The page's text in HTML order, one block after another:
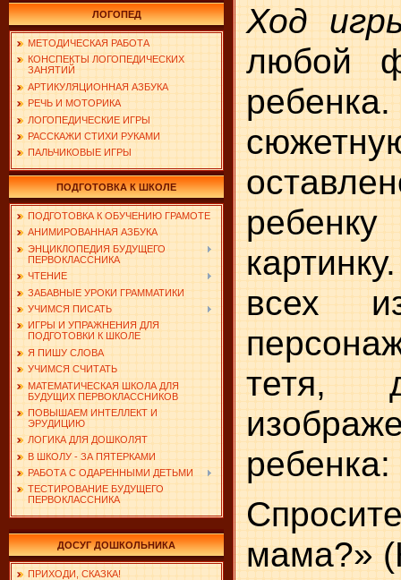
ЛОГОПЕД
МЕТОДИЧЕСКАЯ РАБОТА
КОНСПЕКТЫ ЛОГОПЕДИЧЕСКИХ
ЗАНЯТИЙ
АРТИКУЛЯЦИОННАЯ АЗБУКА
РЕЧЬ И МОТОРИКА
ЛОГОПЕДИЧЕСКИЕ ИГРЫ
РАССКАЖИ СТИХИ РУКАМИ
ПАЛЬЧИКОВЫЕ ИГРЫ
ПОДГОТОВКА К ШКОЛЕ
ПОДГОТОВКА К ОБУЧЕНИЮ ГРАМОТЕ
АНИМИРОВАННАЯ АЗБУКА
ЭНЦИКЛОПЕДИЯ БУДУЩЕГО
ПЕРВОКЛАССНИКА
ЧТЕНИЕ
ЗАБАВНЫЕ УРОКИ ГРАММАТИКИ
УЧИМСЯ ПИСАТЬ
ИГРЫ И УПРАЖНЕНИЯ ДЛЯ
ПОДГОТОВКИ К ШКОЛЕ
Я ПИШУ СЛОВА
УЧИМСЯ СЧИТАТЬ
МАТЕМАТИЧЕСКАЯ ШКОЛА ДЛЯ
БУДУЩИХ ПЕРВОКЛАССНИКОВ
ПОВЫШАЕМ ИНТЕЛЛЕКТ И
ЭРУДИЦИЮ
ЛОГИКА ДЛЯ ДОШКОЛЯТ
В ШКОЛУ - ЗА ПЯТЕРКАМИ
РАБОТА С ОДАРЕННЫМИ ДЕТЬМИ
ТЕСТИРОВАНИЕ БУДУЩЕГО
ПЕРВОКЛАССНИКА
ДОСУГ ДОШКОЛЬНИКА
ПРИХОДИ, СКАЗКА!
Ход
любой
всех
тетя,
мама?»